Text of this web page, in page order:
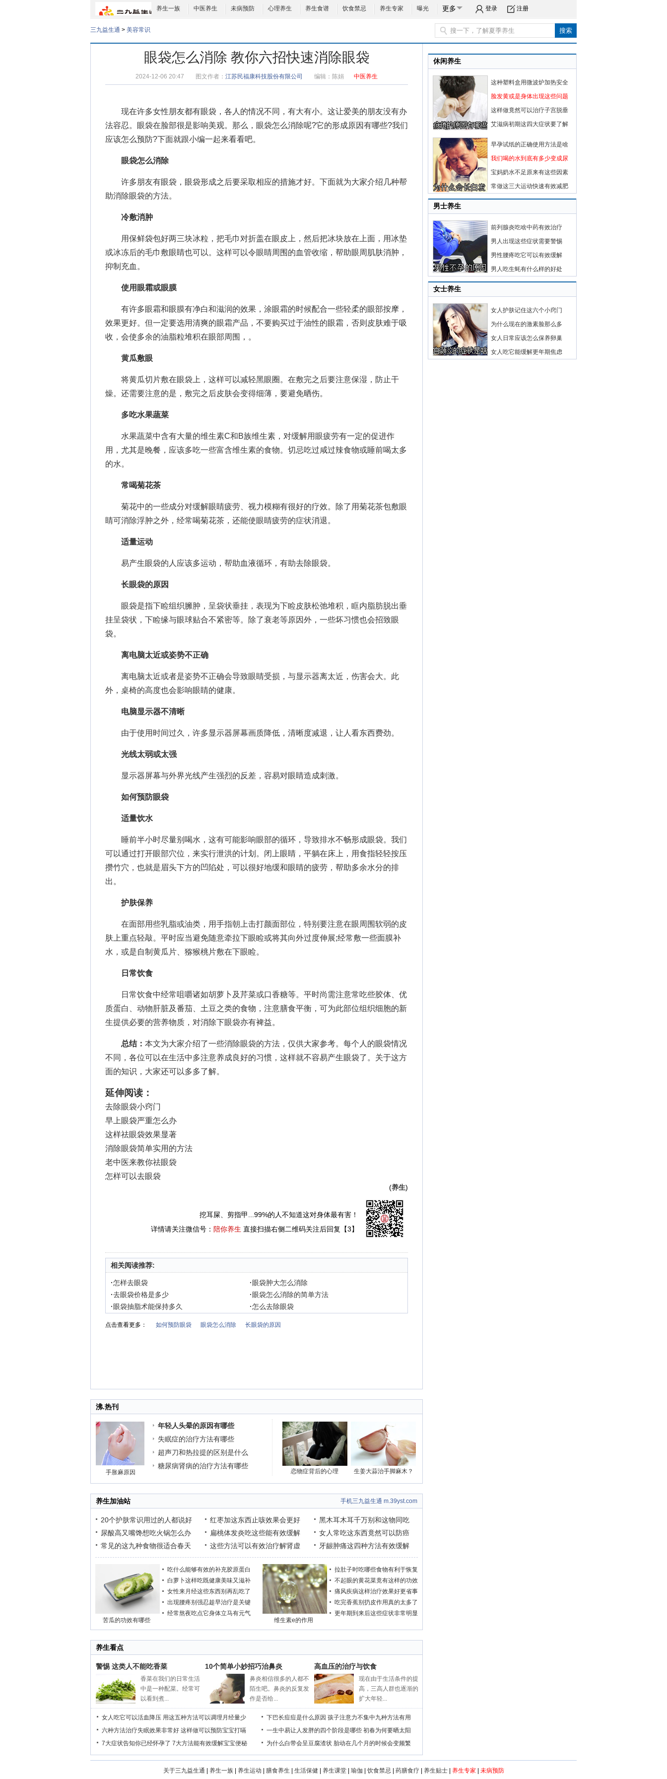
养生一族 中医养生 未病预防 心理养生 养生食谱 饮食禁忌 养生专家 曝光 更多 登录 注册
三九益生通 > 美容常识
眼袋怎么消除 教你六招快速消除眼袋
2024-12-06 20:47 图文作者： 江苏民福康科技股份有限公司 编辑： 陈娟 中医养生
现在许多女性朋友都有眼袋，各人的情况不同，有大有小。这让爱美的朋友没有办
法容忍。眼袋在脸部很是影响美观。那么， 眼袋怎么消除呢?它的形成原因有哪些?我们
应该怎么预防?下面就跟小编一起来看看吧。
眼袋怎么消除
许多朋友有眼袋，眼袋形成之后要采取相应的措施才好。下面就为大家介绍几种帮
助消除眼袋的方法。
冷敷消肿
用保鲜袋包好两三块冰粒，把毛巾对折盖在眼皮上，然后把冰块放在上面，用冰垫
或冰冻后的毛巾敷眼睛也可以。这样可以令眼睛周围的血管收缩，帮助眼周肌肤消肿，
抑制充血。
使用眼霜或眼膜
有许多眼霜和眼膜有净白和滋润的效果，涂眼霜的时候配合一些轻柔的眼部按摩，
效果更好。但一定要选用清爽的眼霜产品，不要购买过于油性的眼霜，否则皮肤难于吸
收，会使多余的油脂粒堆积在眼部周围，。
黄瓜敷眼
将黄瓜切片敷在眼袋上，这样可以减轻黑眼圈。在敷完之后要注意保湿，防止干
燥。还需要注意的是，敷完之后皮肤会变得细薄，要避免晒伤。
多吃水果蔬菜
水果蔬菜中含有大量的维生素C和B族维生素，对缓解用眼疲劳有一定的促进作
用，尤其是晚餐，应该多吃一些富含维生素的食物。切忌吃过咸过辣食物或睡前喝太多
的水。
常喝菊花茶
菊花中的一些成分对缓解眼睛疲劳、视力模糊有很好的疗效。除了用菊花茶包敷眼
睛可消除浮肿之外，经常喝菊花茶，还能使眼睛疲劳的症状消退。
适量运动
易产生眼袋的人应该多运动，帮助血液循环，有助去除眼袋。
长眼袋的原因
眼袋是指下睑组织臃肿，呈袋状垂挂，表现为下睑皮肤松弛堆积，眶内脂肪脱出垂
挂呈袋状，下睑缘与眼球贴合不紧密等。除了衰老等原因外，一些坏习惯也会招致眼
袋。
离电脑太近或姿势不正确
离电脑太近或者是姿势不正确会导致眼睛受损，与显示器离太近，伤害会大。此
外，桌椅的高度也会影响眼睛的健康。
电脑显示器不清晰
由于使用时间过久，许多显示器屏幕画质降低，清晰度减退，让人看东西费劲。
光线太弱或太强
显示器屏幕与外界光线产生强烈的反差，容易对眼睛造成刺激。
如何预防眼袋
适量饮水
睡前半小时尽量别喝水，这有可能影响眼部的循环，导致排水不畅形成眼袋。我们
可以通过打开眼部穴位，来实行泄洪的计划。闭上眼睛，平躺在床上，用食指轻轻按压
攒竹穴，也就是眉头下方的凹陷处，可以很好地缓和眼睛的疲劳，帮助多余水分的排
出。
护肤保养
在面部用些乳脂或油类，用手指朝上击打颜面部位，特别要注意在眼周围软弱的皮
肤上重点轻敲。平时应当避免随意牵拉下眼睑或将其向外过度伸展;经常敷一些面膜补
水，或是自制黄瓜片、猕猴桃片敷在下眼睑。
日常饮食
日常饮食中经常咀嚼诸如胡萝卜及芹菜或口香糖等。平时尚需注意常吃些胶体、优
质蛋白、动物肝脏及番茄、土豆之类的食物，注意膳食平衡，可为此部位组织细胞的新
生提供必要的营养物质，对消除下眼袋亦有裨益。
总结： 本文为大家介绍了一些消除眼袋的方法，仅供大家参考。每个人的眼袋情况
不同，各位可以在生活中多注意养成良好的习惯，这样就不容易产生眼袋了。关于这方
面的知识，大家还可以多多了解。
延伸阅读：
去除眼袋小窍门
早上眼袋严重怎么办
这样祛眼袋效果显著
消除眼袋简单实用的方法
老中医来教你祛眼袋
怎样可以去眼袋
(养生)
挖耳屎、剪指甲...99%的人不知道这对身体最有害！
详情请关注微信号： 陪你养生 直接扫描右侧二维码关注后回复【3】
相关阅读推荐:
·怎样去眼袋 ·眼袋肿大怎么消除
·去眼袋价格是多少 ·眼袋怎么消除的简单方法
·眼袋抽脂术能保持多久 ·怎么去除眼袋
点击查看更多： 如何预防眼袋 眼袋怎么消除 长眼袋的原因
沸.热刊
手胀麻原因
年轻人头晕的原因有哪些
失眠症的治疗方法有哪些
超声刀和热拉提的区别是什么
糖尿病肾病的治疗方法有哪些
恋物症背后的心理 生姜大蒜治手脚麻木？
养生加油站 手机三九益生通 m.39yst.com
20个护肤常识用过的人都说好
尿酸高又嘴馋想吃火锅怎么办
常见的这九种食物很适合春天
红枣加这东西止咳效果会更好
扁桃体发炎吃这些能有效缓解
这些方法可以有效治疗解肾虚
黑木耳木耳千万别和这物同吃
女人常吃这东西竟然可以防癌
牙龈肿痛这四种方法有效缓解
苦瓜的功效有哪些
吃什么能够有效的补充胶原蛋白
白萝卜这样吃既健康美味又滋补
女性来月经这些东西别再乱吃了
出现腰疼别强忍趁早治疗是关键
经常熬夜吃点它身体立马有元气
维生素e的作用
拉肚子时吃哪些食物有利于恢复
不起眼的黄花菜竟有这样的功效
痛风疾病这样治疗效果好更省事
吃完香蕉别扔皮作用真的太多了
更年期到来后这些症状非常明显
养生看点
警惕 这类人不能吃香菜
香菜在我们的日常生活
中是一种配菜。经常可
以看到煮...
10个简单小妙招巧治鼻炎
鼻炎相信很多的人都不
陌生吧。鼻炎的反复发
作是否给...
高血压的治疗与饮食
现在由于生活条件的提
高，三高人群也逐渐的
扩大年轻...
女人吃它可以活血降压 用这五种方法可以调理月经量少
六种方法治疗失眠效果非常好 这样做可以预防宝宝打嗝
7大症状告知你已经怀孕了 7大方法能有效缓解宝宝便秘
下巴长痘痘是什么原因 孩子注意力不集中九种方法有用
一生中易让人发胖的四个阶段是哪些 初春为何要晒太阳
为什么白带会呈豆腐渣状 胎动在几个月的时候会变频繁
休闲养生
这种塑料盒用微波炉加热安全
脸发黄或是身体出现这些问题
这样做竟然可以治疗子宫脱垂
艾滋病初期这四大症状要了解
早孕试纸的正确使用方法是啥
我们喝的水到底有多少变成尿
宝妈奶水不足原来有这些因素
常做这三大运动快速有效减肥
男士养生
前列腺炎吃啥中药有效治疗
男人出现这些症状需要警惕
男性腰疼吃它可以有效缓解
男人吃生蚝有什么样的好处
女士养生
女人护肤记住这六个小窍门
为什么现在的激素脸那么多
女人日常应该怎么保养卵巢
女人吃它能缓解更年期焦虑
关于三九益生通 养生一族| 养生运动 膳食养生 生活保健 养生课堂| 瑜伽 饮食禁忌 药膳食疗 养生贴士| 养生专家 未病预防